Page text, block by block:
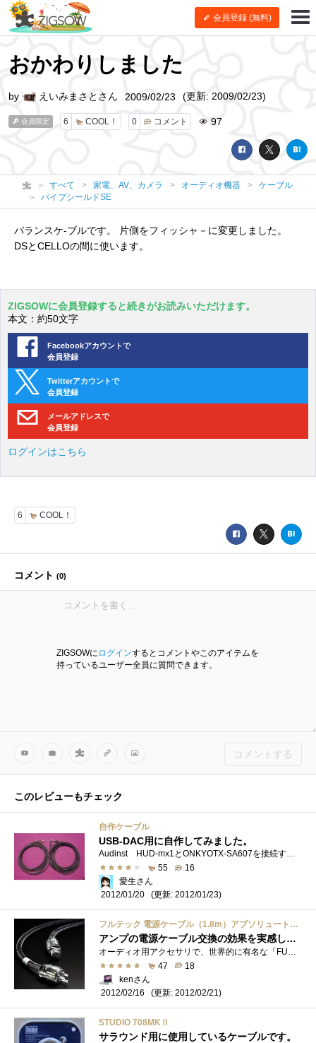
会員登録 (無料)
おかわりしました
会員限定 6 COOL！ 0 コメント 97
by えいみまさとさん 2009/02/23 (更新: 2009/02/23)
すべて 家電、AV、カメラ オーディオ機器
ケーブル
パイプシールドSE
バランスケ-ブルです。 片側をフィッシャ－に変更しました。
DSとCELLOの間に使います。
ZIGSOWに会員登録すると続きがお読みいただけます。
本文：約50文字
Facebookアカウントで
会員登録
Twitterアカウントで
会員登録
メールアドレスで
会員登録
ログインはこちら
6 COOL！
コメント (0)
ZIGSOWに ログインするとコメントやこのアイテムを
持っているユーザー全員に質問できます。
コメントする
このレビューもチェック
自作ケーブル
USB-DAC用に自作してみました。
Audinst HUD-mx1とONKYOTX-SA607を接続する為に、自作RCAケーブルを制作しました。先日、模様替えをしたので、Audinst HUD-mx1付属のRCAケーブルでは届かな...
55
16
愛生さん
2012/01/20
(更新: 2012/01/23)
フルテック 電源ケーブル（1.8m）アブソリュート・パワーMK2 ABSOLUTE POWER2-18
アンプの電源ケーブル交換の効果を実感したケーブル
オーディオ用アクセサリで、世界的に有名な「FURUTECH」社の3Pタイプ電源ケーブルです。[AudioAccessory2010電源＆アクセサリー大全]の記事を見て、気�...
47
18
kenさん
2012/02/16
(更新: 2012/02/21)
STUDIO 708MKⅡ
サラウンド用に使用しているケーブルです。